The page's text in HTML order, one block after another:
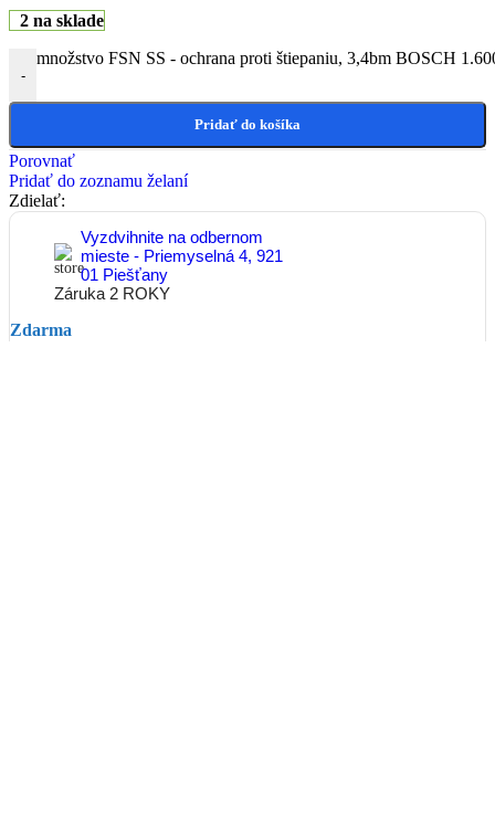
2 na sklade
-
množstvo FSN SS - ochrana proti štiepaniu, 3,4bm BOSCH
Pridať do košíka
Porovnať
Pridať do zoznamu želaní
Zdielať:
Vyzdvihnite na odbernom
mieste - Priemyselná 4, 921
01 Piešťany
Záruka 2 ROKY
Zdarma